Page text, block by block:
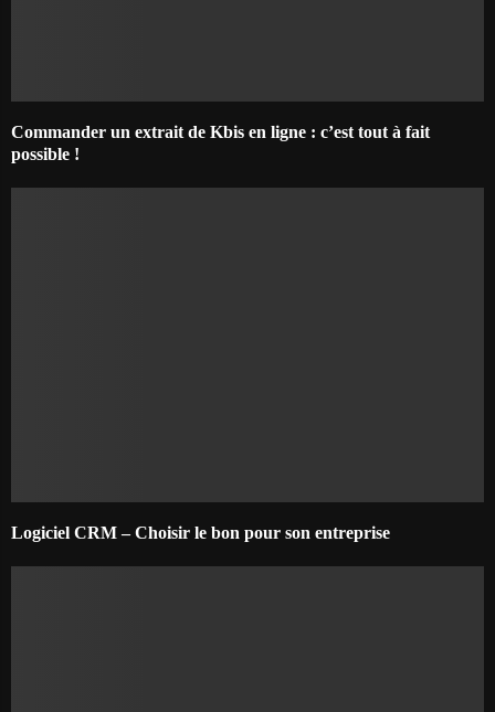
Commander un extrait de Kbis en ligne : c’est tout à fait
possible !
Logiciel CRM – Choisir le bon pour son entreprise